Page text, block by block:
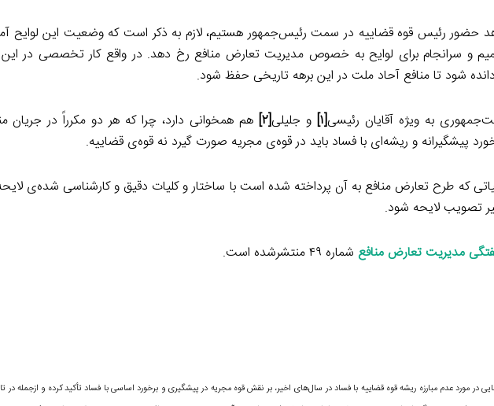
حضور رئیس قوه قضاییه در سمت رئیس‌جمهور هستیم، لازم به ذکر است که وضعیت این لوایح
و سرانجام برای لوایح به خصوص مدیریت تعارض منافع رخ دهد. در واقع کار تخصصی در
شود تا منافع آحاد ملت در این برهه تاریخی حفظ شود.
به ویژه آقایان رئیسی[۱] و جلیلی[۲]
هم همخوانی دارد، چرا که هر دو مکرراً در جریان
پیشگیرانه و ریشه‌ای با فساد باید در قوه‌ی مجریه صورت گیرد نه قوه‌ی قضاییه.
که طرح تعارض منافع به آن پرداخته شده است با ساختار و کلیات دقیق و کارشناسی شده‌ی
تصویب لایحه شود.
مدیریت تعارض منافع شماره ۴۹ منتشرشده است.